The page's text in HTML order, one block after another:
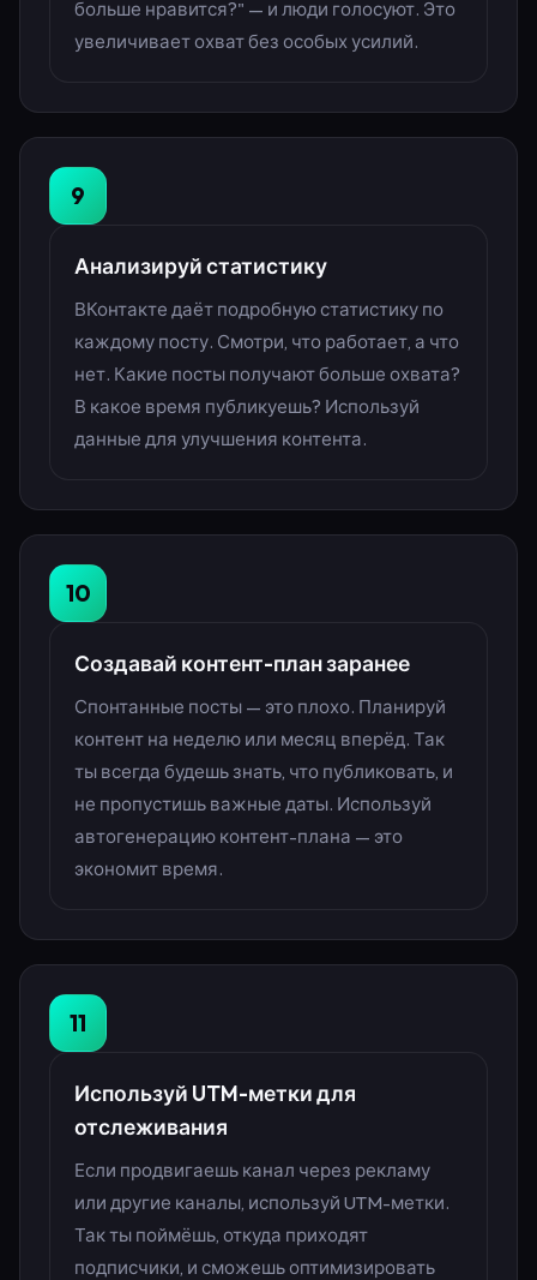
больше нравится?" — и люди голосуют. Это
увеличивает охват без особых усилий.
9
Анализируй статистику
ВКонтакте даёт подробную статистику по
каждому посту. Смотри, что работает, а что
нет. Какие посты получают больше охвата?
В какое время публикуешь? Используй
данные для улучшения контента.
10
Создавай контент-план заранее
Спонтанные посты — это плохо. Планируй
контент на неделю или месяц вперёд. Так
ты всегда будешь знать, что публиковать, и
не пропустишь важные даты. Используй
автогенерацию контент-плана — это
экономит время.
11
Используй UTM-метки для
отслеживания
Если продвигаешь канал через рекламу
или другие каналы, используй UTM-метки.
Так ты поймёшь, откуда приходят
подписчики, и сможешь оптимизировать